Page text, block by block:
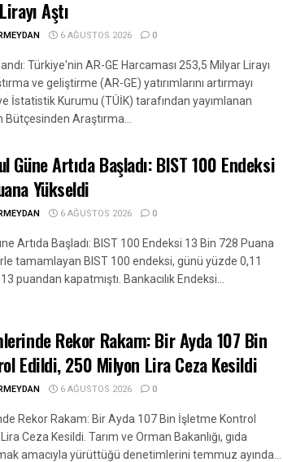
Aştı
6 AĞUSTOS 2026 0
Türkiye'nin AR-GE Harcaması 253,5 Milyar Lirayı
ve geliştirme (AR-GE) yatırımlarını artırmayı
İstatistik Kurumu (TÜİK) tarafından yayımlanan
Araştırma...
Güne Artıda Başladı: BIST 100 Endeksi
Yükseldi
6 AĞUSTOS 2026 0
Artıda Başladı: BIST 100 Endeksi 13 Bin 728 Puana
tamamlayan BIST 100 endeksi, günü yüzde 0,11
puandan kapatmıştı. Bankacılık Endeksi...
Rekor Rakam: Bir Ayda 107 Bin
Edildi, 250 Milyon Lira Ceza Kesildi
6 AĞUSTOS 2026 0
Rekor Rakam: Bir Ayda 107 Bin İşletme Kontrol
Ceza Kesildi. Tarım ve Orman Bakanlığı, gıda
amacıyla yürüttüğü denetimlerini temmuz ayında...